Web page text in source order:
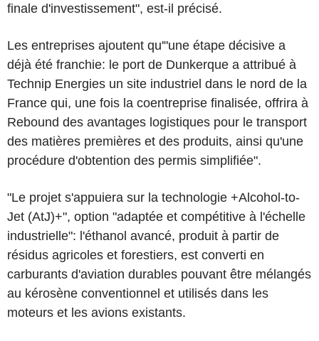
finale d'investissement", est-il précisé.
Les entreprises ajoutent qu'"une étape décisive a
déjà été franchie: le port de Dunkerque a attribué à
Technip Energies un site industriel dans le nord de la
France qui, une fois la coentreprise finalisée, offrira à
Rebound des avantages logistiques pour le transport
des matières premières et des produits, ainsi qu'une
procédure d'obtention des permis simplifiée".
"Le projet s'appuiera sur la technologie +Alcohol-to-
Jet (AtJ)+", option "adaptée et compétitive à l'échelle
industrielle": l'éthanol avancé, produit à partir de
résidus agricoles et forestiers, est converti en
carburants d'aviation durables pouvant être mélangés
au kérosène conventionnel et utilisés dans les
moteurs et les avions existants.